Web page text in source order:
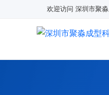
欢迎访问 深圳市聚